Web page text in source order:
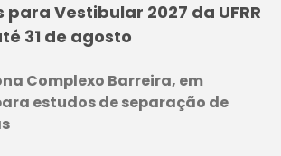
para Vestibular 2027 da UFRR
31 de agosto
Complexo Barreira, em
estudos de separação de